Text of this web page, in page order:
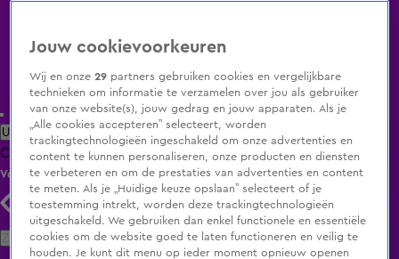
Uitzending Gemist Populaire programma's Zenders Genres
ClipsFilmsRadioSmart TV inlogShop
Volg KIJK
Zoeken
Jouw cookievoorkeuren
Wij en onze29 partners gebruiken cookies en vergelijkbare
technieken om informatie te verzamelen over jou als gebruiker
van onze website(s), jouw gedrag en jouw apparaten. Als je
„Alle cookies accepteren” selecteert, worden
trackingtechnologieën ingeschakeld om onze advertenties en
content te kunnen personaliseren, onze producten en diensten
te verbeteren en om de prestaties van advertenties en content
te meten. Als je „Huidige keuze opslaan” selecteert of je
toestemming intrekt, worden deze trackingtechnologieën
uitgeschakeld. We gebruiken dan enkel functionele en essentiële
cookies om de website goed te laten functioneren en veilig te
houden. Je kunt dit menu op ieder moment opnieuw openen